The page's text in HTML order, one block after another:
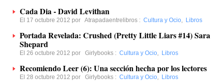
Cada Dia - David Levithan
El 17 octubre 2012 por Atrapadaentrelibros : Cultura y Ocio, Libros
Portada Revelada: Crushed (Pretty Little Liars #14) Sara
Shepard
El 26 octubre 2012 por Girlybooks : Cultura y Ocio, Libros
Recomiendo Leer (6): Una sección hecha por los lectores
El 28 octubre 2012 por Girlybooks : Cultura y Ocio, Libros